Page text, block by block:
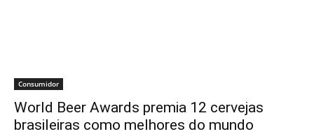
Consumidor
World Beer Awards premia 12 cervejas
brasileiras como melhores do mundo